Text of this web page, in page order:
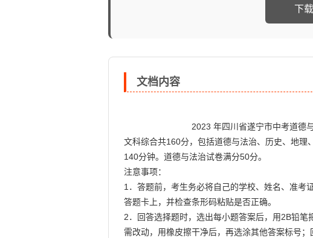
下
文档内容
文科综合共160分，包括道德与法治、历史、地理
140分钟。道德与法治试卷满分50分。
注意事项：
1．答题前，考生务必将自己的学校、姓名、准考
答题卡上，并检查条形码粘贴是否正确。
2．回答选择题时，选出每小题答案后，用2B铅
需改动，用橡皮擦干净后，再选涂其他答案标号；